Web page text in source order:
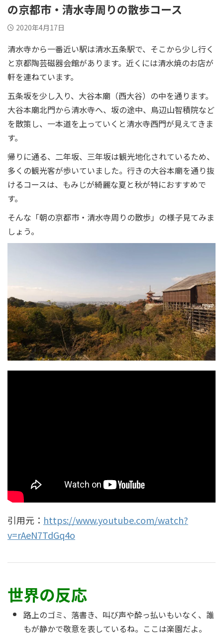
の京都市・清水寺周りの散歩コース
2020年4月17日
清水寺から一番近い駅は清水五条駅で、そこから少し行く
と京都陶芸磁器会館があります。近くには清水焼のお店が
軒を連ねています。
五条坂を少し入り、大谷本廟（西大谷）の中を通ります。
大谷本廟北門から清水寺へ、坂の途中、鳥辺山智積院など
を散策し、一本道を上っていくと清水寺西門が見えてきま
す。
帰りに通る、二年坂、三年坂は観光地化されているため、
多くの観光客が歩いていました。行きの大谷本廟を通り抜
けるコースは、もみじが綺麗な夏と秋が特におすすめで
す。
そんな「朝の京都市・清水寺周りの散歩」の様子見てみま
しょう。
引用元： https://www.youtube.com/watch?
v=rAeN7TdGq4o
世界の反応
路上のゴミ、落書き、叫び声や酔っ払いもいなく、誰
もが静かで敬意を表しているね。ここは楽園だよ。